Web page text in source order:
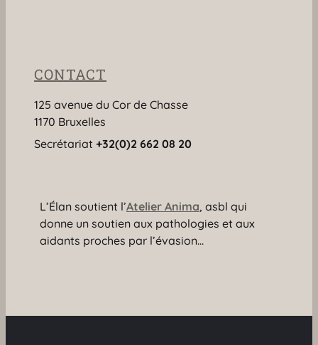
CONTACT
125 avenue du Cor de Chasse
1170 Bruxelles
Secrétariat +32(0)2 662 08 20
L’Élan soutient l’Atelier Anima, asbl qui
donne un soutien aux pathologies et aux
aidants proches par l’évasion…